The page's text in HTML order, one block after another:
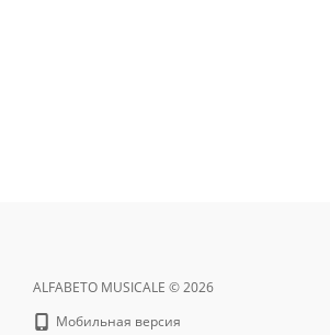
ALFABETO MUSICALE © 2026
Мобильная версия